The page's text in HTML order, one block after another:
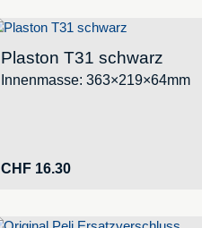
Plaston T31 schwarz
Innenmasse: 363×219×64mm
CHF 16.30